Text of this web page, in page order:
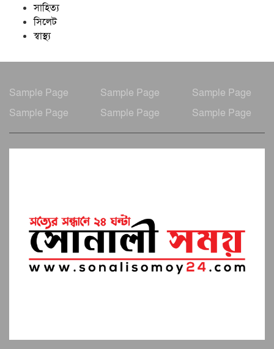
সাহিত্য
সিলেট
স্বাস্থ্য
Sample Page Sample Page
Sample Page
Sample Page
Sample Page Sample Page